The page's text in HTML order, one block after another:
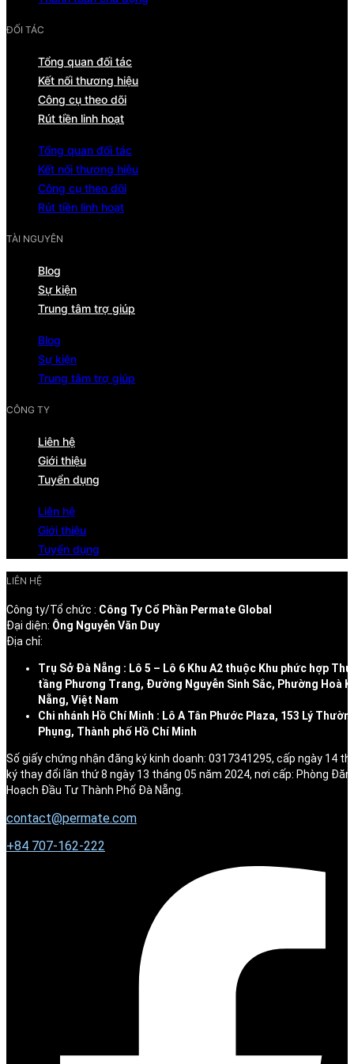
ĐỐI TÁC
Tổng quan đối tác
Kết nối thương hiệu
Công cụ theo dõi
Rút tiền linh hoạt
Tổng quan đối tác
Kết nối thương hiệu
Công cụ theo dõi
Rút tiền linh hoạt
TÀI NGUYÊN
Blog
Sự kiện
Trung tâm trợ giúp
Blog
Sự kiện
Trung tâm trợ giúp
CÔNG TY
Liên hệ
Giới thiệu
Tuyển dụng
Liên hệ
Giới thiệu
Tuyển dụng
LIÊN HỆ
Công ty/Tổ chức : Công Ty Cổ Phần Permate Global
Đại diện: Ông Nguyễn Văn Duy
Địa chỉ:
Trụ Sở Đà Nẵng : Lô 5 – Lô 6 Khu A2 thuộc Khu phức hợp
tầng Phương Trang, Đường Nguyễn Sinh Sắc, Phường Hoà
Nẵng, Việt Nam
Chi nhánh Hồ Chí Minh : Lô A Tân Phước Plaza, 153 Lý
Phụng, Thành phố Hồ Chí Minh
Số giấy chứng nhận đăng ký kinh doanh: 0317341295, cấp ngày 14
ký thay đổi lần thứ 8 ngày 13 tháng 05 năm 2024, nơi cấp: Phòng
Hoạch Đầu Tư Thành Phố Đà Nẵng.
contact@permate.com
+84 707-162-222